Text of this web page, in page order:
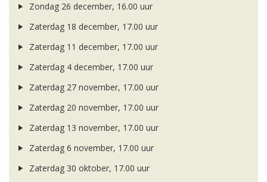
Zondag 26 december, 16.00 uur
Zaterdag 18 december, 17.00 uur
Zaterdag 11 december, 17.00 uur
Zaterdag 4 december, 17.00 uur
Zaterdag 27 november, 17.00 uur
Zaterdag 20 november, 17.00 uur
Zaterdag 13 november, 17.00 uur
Zaterdag 6 november, 17.00 uur
Zaterdag 30 oktober, 17.00 uur